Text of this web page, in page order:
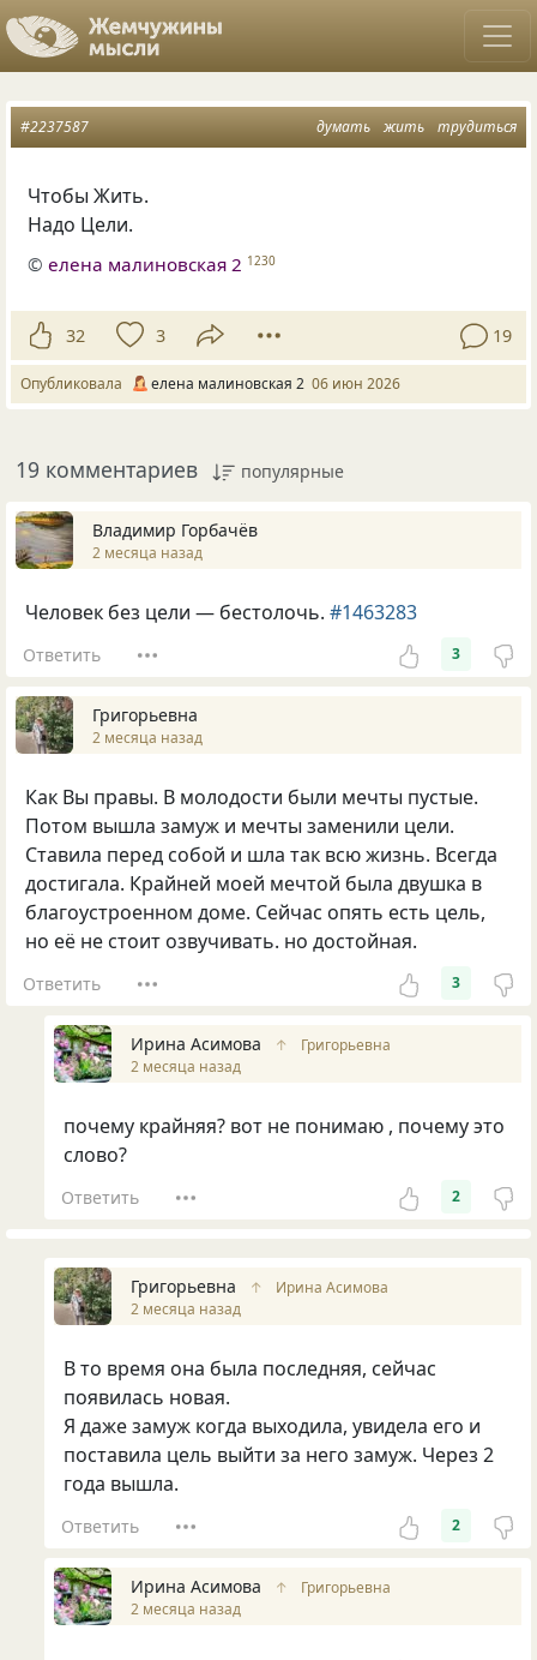
думать жить трудиться
#2237587
Чтобы Жить.
Надо Цели.
©елена малиновская 2 1230
32 3 19
Опубликовала елена малиновская 2 06 июн 2026
19 комментариев популярные
Владимир Горбачёв
2 месяца назад
Человек без цели — бестолочь. #1463283
Ответить 3
Григорьевна
2 месяца назад
Как Вы правы. В молодости были мечты пустые.
Потом вышла замуж и мечты заменили цели.
Ставила перед собой и шла так всю жизнь. Всегда
достигала. Крайней моей мечтой была двушка в
благоустроенном доме. Сейчас опять есть цель,
но её не стоит озвучивать. но достойная.
Ответить 3
Ирина Асимова ↑
Григорьевна
2 месяца назад
почему крайняя? вот не понимаю , почему это
слово?
Ответить 2
Григорьевна ↑
Ирина Асимова
2 месяца назад
В то время она была последняя, сейчас
появилась новая.
Я даже замуж когда выходила, увидела его и
поставила цель выйти за него замуж. Через 2
года вышла.
Ответить 2
Ирина Асимова ↑
Григорьевна
2 месяца назад